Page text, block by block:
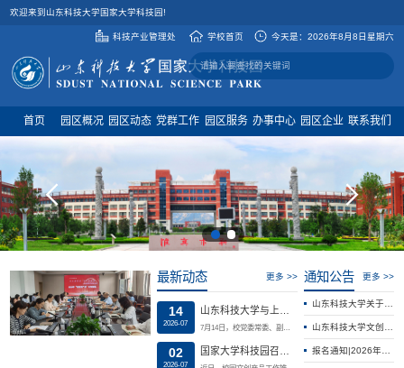
欢迎来到山东科技大学国家大学科技园!
科技产业管理处 学校首页 今天是： 2026年8月8日星期六
首页 园区概况 园区动态 党群工作 园区服务 办事中心 园区企业 联系我们
最新动态 更多 >>
14
2026-07
02
2026-07
通知公告 更多 >>